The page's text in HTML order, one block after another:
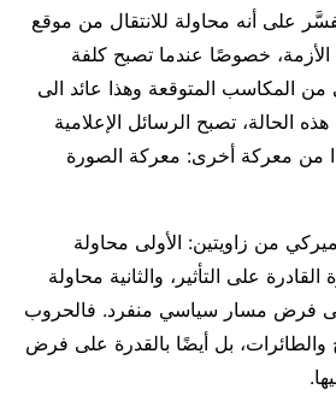
على أنه محاولة للانتقال من موقع
الأزمة، خصوصًا عندما تصبح كلفة
من المكاسب المتوقعة وهذا عائد الى
الحالة، تصبح الرسائل الإعلامية
من معركة أخرى: معركة الصورة
من زاويتين: الأولى محاولة
على التأثير، والثانية محاولة
فرض مسار سياسي منفرد. فالحروب
بل أيضًا بالقدرة على فرض